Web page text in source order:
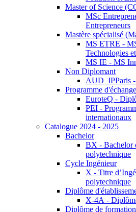
Master of Science
MSc
Entrepreneurs
Mastère spécialisé
MS ETRE -
Technologies
MS IE - MS
Non Diplomant
AUD_IPParis
Programme d'échange
EuroteQ -
PEI -
internationaux
Catalogue 2024 - 2025
Bachelor
BX - Bachelor
polytechnique
Cycle Ingénieur
X - Titre
polytechnique
Diplôme
X-4A -
Diplôme de